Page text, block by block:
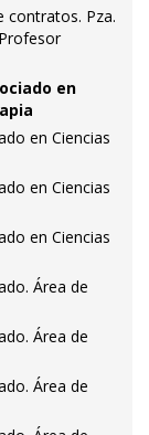
contratos. Pza.
en
en Ciencias
en Ciencias
en Ciencias
Área de
Área de
Área de